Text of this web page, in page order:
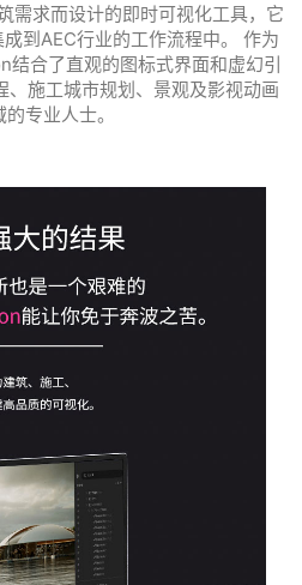
需求而设计的即时可视化工具，它
到AEC行业的工作流程中。 作为
合了直观的图标式界面和虚幻引
、施工城市规划、景观及影视动画
专业人士。